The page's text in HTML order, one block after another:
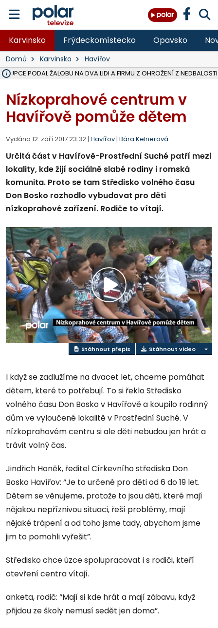
Karvinsko Frýdeckomístecko Opavsko
Domů Karvinsko Havířov
PODAL ŽALOBU NA DVA LIDI A FIRMU Z OHROŽENÍ Z NEDBALOSTI
Nízkoprahové centrum v
Havířově pomůže dětem
Vydáno 12. září 2017 23:32 | Havířov | Bára Kelnerová
Určitá část v Havířově-Prostřední Suché patří mezi
lokality, kde žijí sociálně slabé rodiny i romská
komunita. Proto se tam Středisko volného času
Don Bosko rozhodlo vybudovat pro děti
nízkoprahové zařízení. Rodiče to vítají.
Play
Video
Stáhnout přepis Stáhnout video
I když se zadlužíme na dvacet let, chceme pomáhat
dětem, které to potřebují. To si řeklo Středisko
volného času Don Bosko v Havířově a koupilo rodinný
dům ve vyloučené lokalitě v Prostřední Suché. V
nízkoprahovém centru si ale děti nebudou jen hrát a
trávit volný čas.
Jindřich Honěk, ředitel Církevního střediska Don
Bosko Havířov: “Je to určené pro děti od 6 do 19 let.
Dětem se věnujeme, protože to jsou děti, které mají
nějakou nepříznivou situaci, řeší problémy, mají
nějaké trápení a od toho jsme tady, abychom jsme
jim to pomohli vyřešit”.
Středisko chce úzce spolupracovat i s rodiči, kteří
otevření centra vítají.
anketa, rodič: “Mají si kde hrát a mají zábavu, když
přijdou ze školy nemusí sedět jen doma”.